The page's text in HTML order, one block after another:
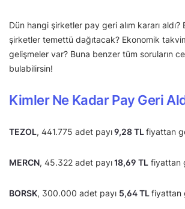
Dün hangi şirketler pay geri alım kararı aldı?
şirketler temettü dağıtacak? Ekonomik
gelişmeler var? Buna benzer tüm soruların
bulabilirsin!
Kimler Ne Kadar Pay Geri
TEZOL, 441.775 adet payı9,28 TLfiyattan
MERCN, 45.322 adet payı18,69 TL fiyattan
BORSK, 300.000 adet payı 5,64 TLfiyattan